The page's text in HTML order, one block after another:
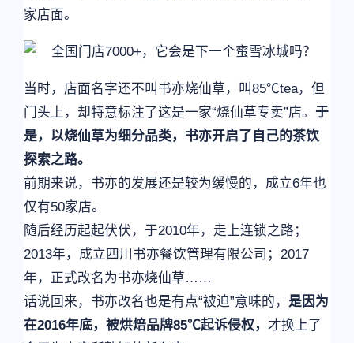
家店面。
当时，店面名字还不叫书亦烧仙草，叫85℃tea，但
门头上，却特意标注了这是一家“烧仙草专卖”店。 于
是，以烧仙草为细分品类，书亦开启了自己的茶饮
探索之路。
前期来说，书亦的发展还是较为缓慢的，成立6年也
仅有50家店。
随后经历起起伏伏，于2010年，走上连锁之路；
2013年，成立四川书亦餐饮管理有限公司；2017
年，正式改名为书亦烧仙草……
话说回来，书亦改名也是有点“被迫”意味的， 是因为
在2016年底，被烘焙品牌85℃起诉侵权， 才换上了